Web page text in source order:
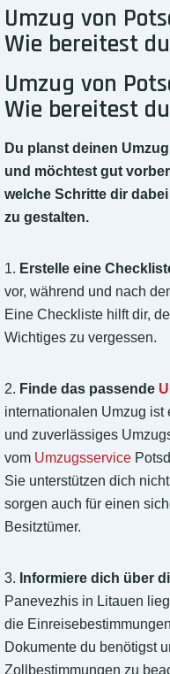
Umzug von
Wie bereitest
Umzug von
Wie bereitest
Du planst deinen
und möchtest gut
welche Schritte dir
zu gestalten.
1. Erstelle eine
vor, während und nach
Eine Checkliste hilft dir,
Wichtiges zu vergessen.
2. Finde das passende
internationalen Umzug ist
und zuverlässiges
vom Umzugsservice
Sie unterstützen dich
sorgen auch für einen
Besitztümer.
3. Informiere dich über
Panevezhis in Litauen
die
Dokumente du benötigst
Zollbestimmungen zu